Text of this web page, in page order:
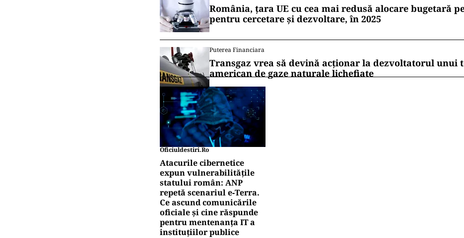
România, țara UE cu cea mai redusă alocare bugetară
pentru cercetare și dezvoltare, în 2025
Puterea Financiara
Transgaz vrea să devină acționar la dezvoltatorul unui
american de gaze naturale lichefiate
Oficiuldestiri.ro
Atacurile cibernetice
expun vulnerabilitățile
statului român: ANP
repetă scenariul e‑Terra.
Ce ascund comunicările
oficiale și cine răspunde
pentru mentenanța IT a
instituțiilor publice